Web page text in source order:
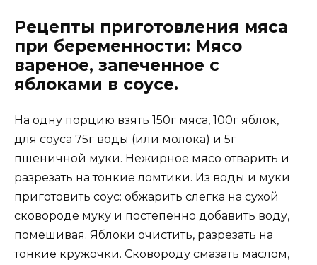
Рецепты приготовления мяса
при беременности: Мясо
вареное, запеченное с
яблоками в соусе.
На одну порцию взять 150г мяса, 100г яблок,
для соуса 75г воды (или молока) и 5г
пшеничной муки. Нежирное мясо отварить и
разрезать на тонкие ломтики. Из воды и муки
приготовить соус: обжарить слегка на сухой
сковороде муку и постепенно добавить воду,
помешивая. Яблоки очистить, разрезать на
тонкие кружочки. Сковороду смазать маслом,